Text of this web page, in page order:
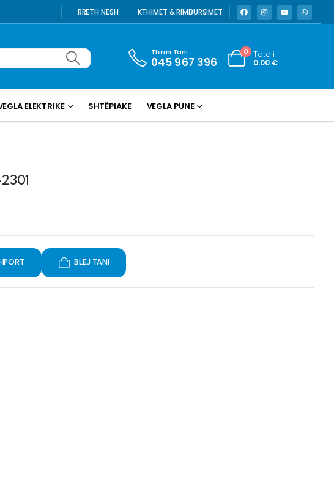
RRETH NESH KTHIMET & RIMBURSIMET
Thirrni Tani
045 967 396
0 Totali
0.00 €
ELEKTRIKE SHTËPIAKE VEGLA PUNE
BLEJ TANI